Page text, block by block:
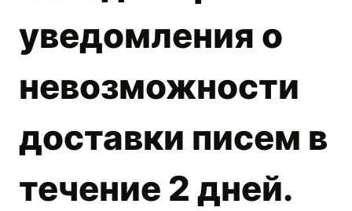
уведомления о
невозможности
доставки писем в
течение 2 дней.